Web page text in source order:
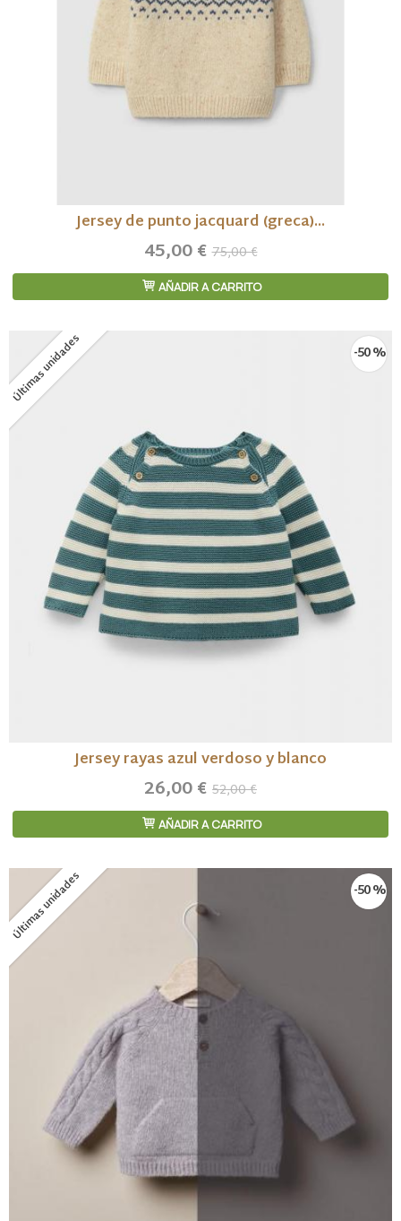
Jersey de punto jacquard (greca)...
45,00 €75,00 €
AÑADIR A CARRITO
Últimas unidades -50 %
Jersey rayas azul verdoso y blanco
26,00 € 52,00 €
AÑADIR A CARRITO
Últimas unidades -50 %